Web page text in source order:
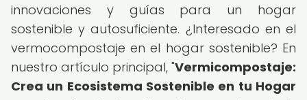
innovaciones y guías para un hogar
sostenible y autosuficiente. ¿Interesado en el
vermocompostaje en el hogar sostenible? En
nuestro artículo principal, "Vermicompostaje:
Crea un Ecosistema Sostenible en tu Hogar